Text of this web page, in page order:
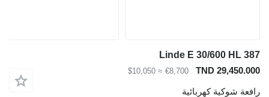
Linde E 30/600 HL 387
TND 29,450.000
€8,700
≈ $10,050
رافعة شوكية كهربائية